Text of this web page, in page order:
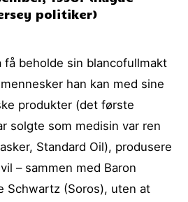
politiker)
få beholde sin blancofullmakt
han kan med sine
produkter (det første
solgte som medisin var ren
Standard Oil), produsere
– sammen med Baron
Schwartz (Soros), uten at